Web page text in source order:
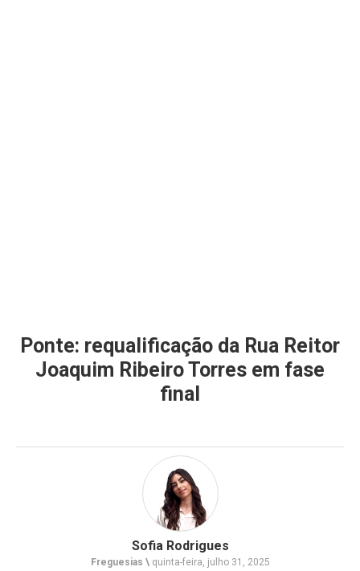
Ponte: requalificação da Rua Reitor
Joaquim Ribeiro Torres em fase
final
Sofia Rodrigues
Freguesias \quinta-feira, julho 31, 2025